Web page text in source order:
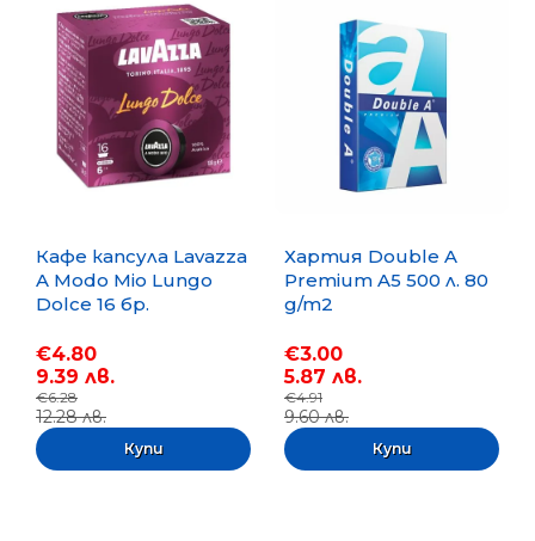
Кафе капсула Lavazza
A Modo Mio Lungo
Dolce 16 бр.
€4.80
9.39 лв.
€6.28
12.28 лв.
Хартия Double A
Premium A5 500 л. 80
g/m2
€3.00
5.87 лв.
€4.91
9.60 лв.